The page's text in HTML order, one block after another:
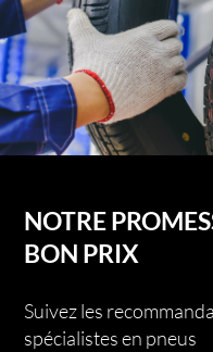
NOTRE
BON PRIX
Suivez les
spécialistes en pneus